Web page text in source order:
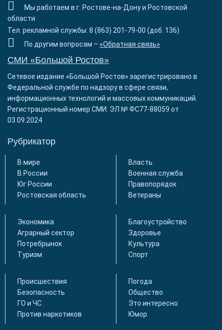
Мы работаем в г. Ростове-на-Дону и Ростовской
области
Тел. рекламной службы: 8 (863) 201-79-00 (доб. 136)
По другим вопросам – «Обратная связь»
СМИ «Большой Ростов»
Сетевое издание «Большой Ростов» зарегистрировано в
Федеральной службе по надзору в сфере связи,
информационных технологий и массовых коммуникаций.
Регистрационный номер СМИ: ЭЛ № ФС77-88059 от
03.09.2024
Рубрикатор
В мире
В России
Юг России
Ростовская область
Власть
Военная служба
Правопорядок
Ветераны
Экономика
Аграрный сектор
Потребрынок
Туризм
Благоустройство
Здоровье
Культура
Спорт
Происшествия
Безопасность
ГО и ЧС
Против наркотиков
Погода
Общество
Это интересно
Юмор